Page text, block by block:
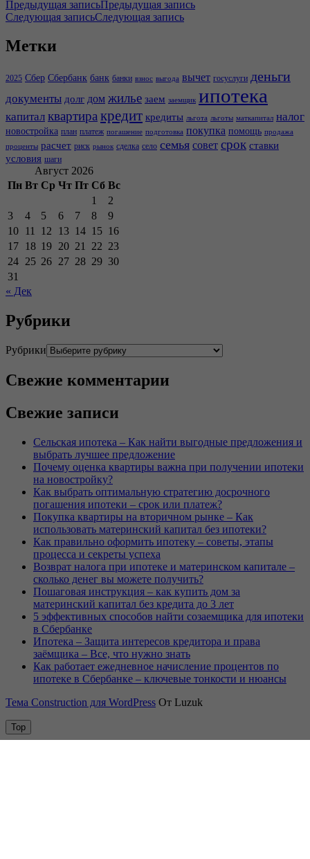
Предыдущая записьПредыдущая запись
Следующая записьСледующая запись
Метки
2025 Сбер Сбербанк банк банки взнос выгода вычет госуслуги деньги
документы долг дом жилье заем заемщик ипотека
капитал квартиракредит кредиты льгота льготы маткапитал налог
новостройка план платеж погашение подготовка покупка помощь продажа
проценты расчет риск рынок сделка село семья совет срок ставки
условия шаги
Август 2026
Пн Вт Ср Чт Пт Сб Вс
1
2
3
4 5 6 7 8
9
10 11 12 13 14 15 16
17 18 19 20 21 22 23
24 25 26 27 28 29 30
31
« Дек
Рубрики
Рубрики
Свежие комментарии
Свежие записи
Сельская ипотека – Как найти выгодные предложения и
выбрать лучшее предложение
Почему оценка квартиры важна при получении ипотеки
на новостройку?
Как выбрать оптимальную стратегию досрочного
погашения ипотеки – срок или платеж?
Покупка квартиры на вторичном рынке – Как
использовать материнский капитал без ипотеки?
Как правильно оформить ипотеку – советы, этапы
процесса и секреты успеха
Возврат налога при ипотеке и материнском капитале –
сколько денег вы можете получить?
Пошаговая инструкция – как купить дом за
материнский капитал без кредита до 3 лет
5 эффективных способов найти созаемщика для ипотеки
в Сбербанке
Ипотека – Защита интересов кредитора и права
заёмщика – Все, что нужно знать
Как работает ежедневное начисление процентов по
ипотеке в Сбербанке – ключевые тонкости и нюансы
Тема Construction для WordPress От Luzuk
Top